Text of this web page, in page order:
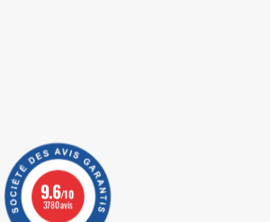
9.6/10
3780 avis